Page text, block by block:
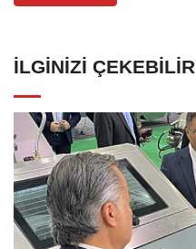
İLGINIZI ÇEKEBILIR